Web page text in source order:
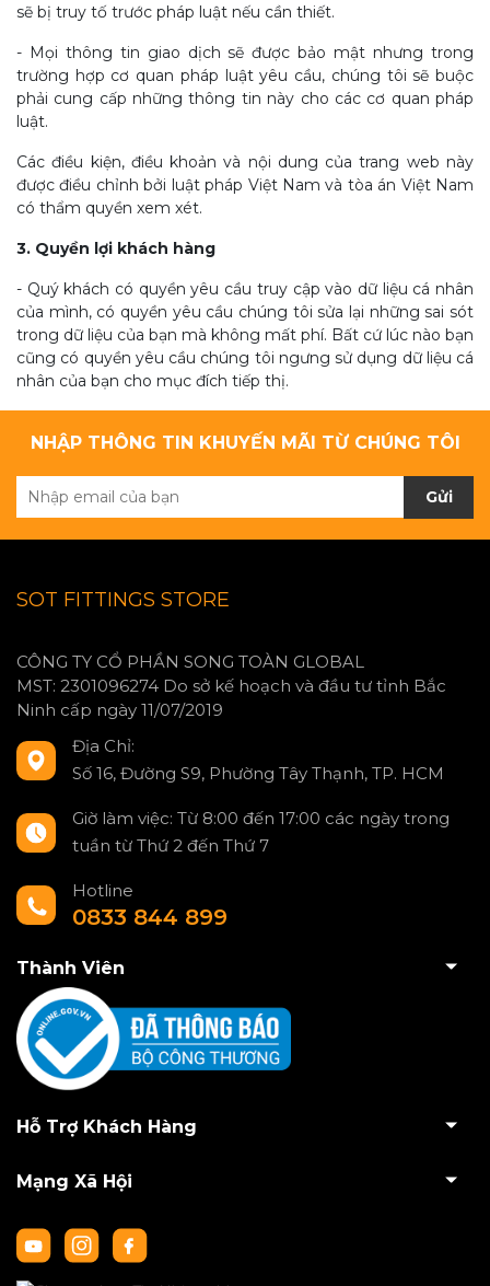
sẽ bị truy tố trước pháp luật nếu cần thiết.
- Mọi thông tin giao dịch sẽ được bảo mật nhưng trong
trường hợp cơ quan pháp luật yêu cầu, chúng tôi sẽ buộc
phải cung cấp những thông tin này cho các cơ quan pháp
luật.
Các điều kiện, điều khoản và nội dung của trang web này
được điều chỉnh bởi luật pháp Việt Nam và tòa án Việt Nam
có thẩm quyền xem xét.
3. Quyền lợi khách hàng
- Quý khách có quyền yêu cầu truy cập vào dữ liệu cá nhân
của mình, có quyền yêu cầu chúng tôi sửa lại những sai sót
trong dữ liệu của bạn mà không mất phí. Bất cứ lúc nào bạn
cũng có quyền yêu cầu chúng tôi ngưng sử dụng dữ liệu cá
nhân của bạn cho mục đích tiếp thị.
NHẬP THÔNG TIN KHUYẾN MÃI TỪ CHÚNG TÔI
Gửi
SOT FITTINGS STORE
CÔNG TY CỔ PHẦN SONG TOÀN GLOBAL
MST: 2301096274 Do sở kế hoạch và đầu tư tỉnh Bắc
Ninh cấp ngày 11/07/2019
Địa Chỉ:
Số 16, Đường S9, Phường Tây Thạnh, TP. HCM
Giờ làm việc: Từ 8:00 đến 17:00 các ngày trong
tuần từ Thứ 2 đến Thứ 7
Hotline
0833 844 899
Thành Viên
Hỗ Trợ Khách Hàng
Mạng Xã Hội